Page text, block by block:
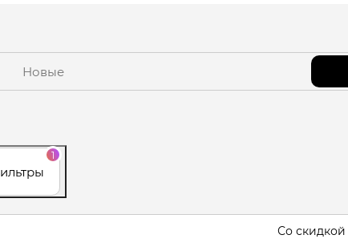
Новые
1
Фильтры
Со скидкой